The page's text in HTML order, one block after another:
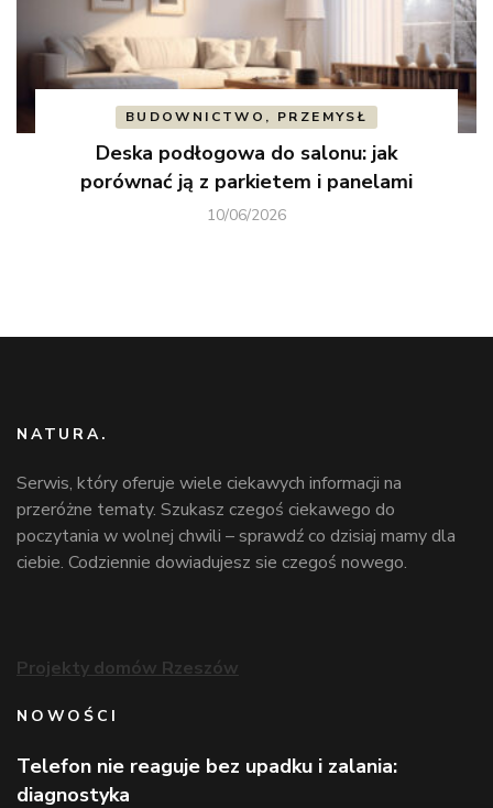
BUDOWNICTWO, PRZEMYSŁ
Deska podłogowa do salonu: jak
porównać ją z parkietem i panelami
10/06/2026
NATURA.
Serwis, który oferuje wiele ciekawych informacji na
przeróżne tematy. Szukasz czegoś ciekawego do
poczytania w wolnej chwili – sprawdź co dzisiaj mamy dla
ciebie. Codziennie dowiadujesz sie czegoś nowego.
Projekty domów Rzeszów
NOWOŚCI
Telefon nie reaguje bez upadku i zalania:
diagnostyka